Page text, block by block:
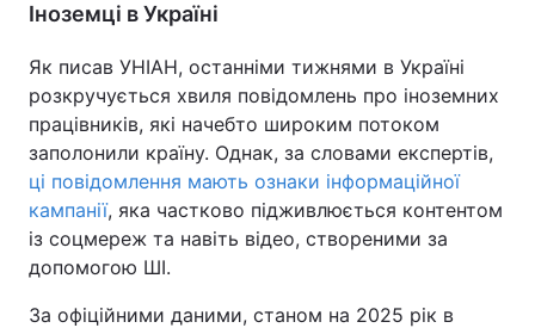
Іноземці в Україні
Як писав УНІАН, останніми тижнями в Україні
розкручується хвиля повідомлень про іноземних
працівників, які начебто широким потоком
заполонили країну. Однак, за словами експертів,
ці повідомлення мають ознаки інформаційної
кампанії, яка частково підживлюється контентом
із соцмереж та навіть відео, створеними за
допомогою ШІ.
За офіційними даними, станом на 2025 рік в